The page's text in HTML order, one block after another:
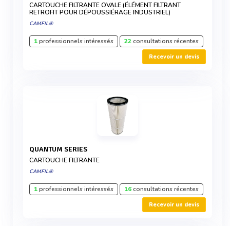
CARTOUCHE FILTRANTE OVALE (ÉLÉMENT FILTRANT
RETROFIT POUR DÉPOUSSIÉRAGE INDUSTRIEL)
CAMFIL®
1professionnels intéressés 22consultations récentes
Recevoir un devis
QUANTUM SERIES
CARTOUCHE FILTRANTE
CAMFIL®
1professionnels intéressés 16consultations récentes
Recevoir un devis